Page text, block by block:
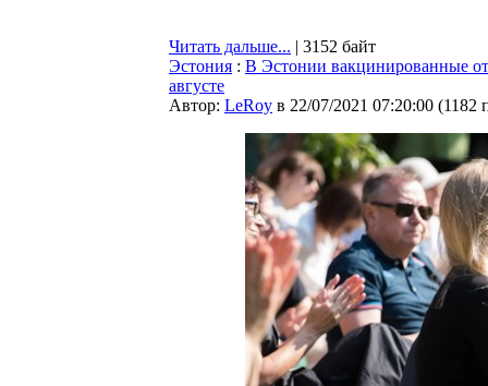
Читать дальше... | 3152 байт
Эстония : В Эстонии вакцинированные
августе
Автор: LeRoy в 22/07/2021 07:20:00 (1182